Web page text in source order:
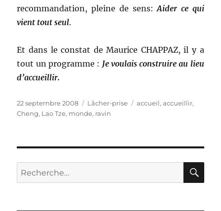
recommandation, pleine de sens:Aider ce qui
vient tout seul.
Et dans le constat de Maurice CHAPPAZ, il y a
tout un programme : Je voulais construire au lieu
d’accueillir.
Publié
le
22 septembre 2008 Catégories
Lâcher-prise Étiquettes
accueil,accueillir,
Cheng, Lao Tze, monde, ravin
Recherche
pour :